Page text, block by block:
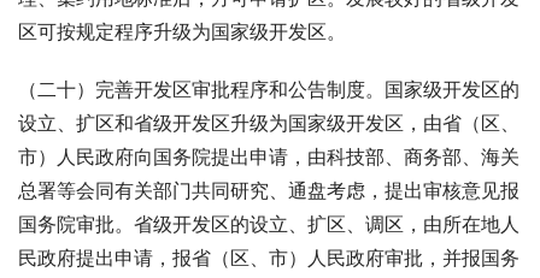
区可按规定程序升级为国家级开发区。
（二十）完善开发区审批程序和公告制度。国家级开发区的
设立、扩区和省级开发区升级为国家级开发区，由省（区、
市）人民政府向国务院提出申请，由科技部、商务部、海关
总署等会同有关部门共同研究、通盘考虑，提出审核意见报
国务院审批。省级开发区的设立、扩区、调区，由所在地人
民政府提出申请，报省（区、市）人民政府审批，并报国务